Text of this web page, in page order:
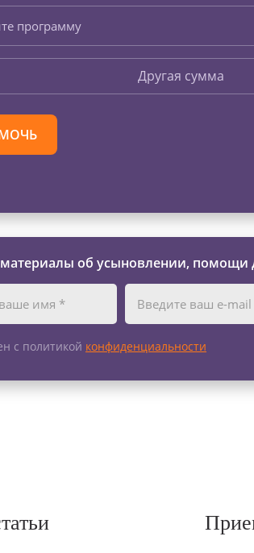
программу
Другая сумма
об усыновлении, помощи
с политикой конфиденциальности